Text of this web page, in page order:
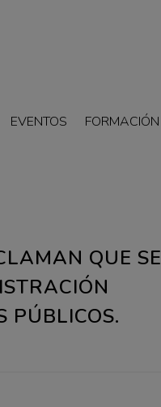
EVENTOS FORMACIÓN
QUE SE
PÚBLICOS.